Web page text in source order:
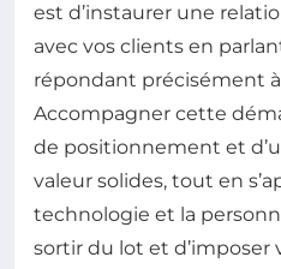
est d’instaurer une
avec vos clients en
répondant précisément
Accompagner cette
de positionnement et
valeur solides, tout en
technologie et la
sortir du lot et d’imposer